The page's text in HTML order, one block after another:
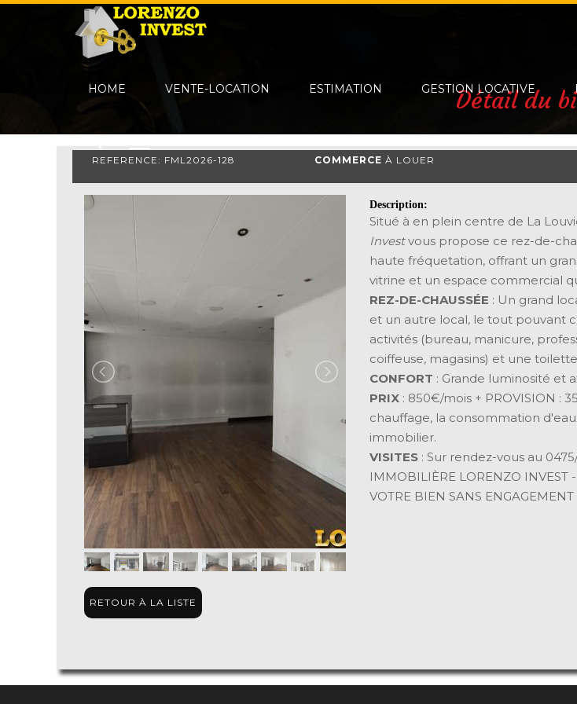
HOME VENTE-LOCATION ESTIMATION GESTION LOCATIVE
Détail du
REFERENCE: FML2026-128 COMMERCE À LOUER
Description:
Situé à en plein centre de La
Investvous propose ce rez-de-
haute fréquetation, offrant un
vitrine et un espace commercial
REZ-DE-CHAUSSÉE : Un grand
et un autre local, le tout pouvant
activités (bureau, manicure,
coiffeuse, magasins) et une
CONFORT : Grande luminosité et
PRIX: 850€/mois + PROVISION :
chauffage, la consommation
immobilier.
VISITES: Sur rendez-vous au
IMMOBILIÈRE LORENZO INVEST
VOTRE BIEN SANS ENGAGEMENT
RETOUR À LA LISTE